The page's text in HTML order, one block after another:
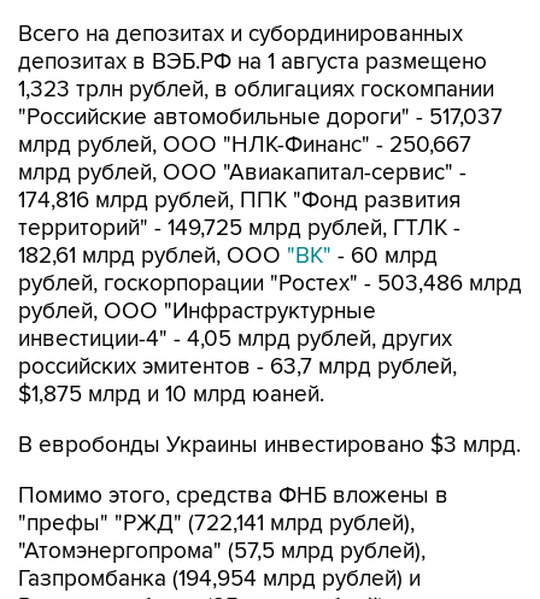
Всего на депозитах и субординированных
депозитах в ВЭБ.РФ на 1 августа размещено
1,323 трлн рублей, в облигациях госкомпании
"Российские автомобильные дороги" - 517,037
млрд рублей, ООО "НЛК-Финанс" - 250,667
млрд рублей, ООО "Авиакапитал-сервис" -
174,816 млрд рублей, ППК "Фонд развития
территорий" - 149,725 млрд рублей, ГТЛК -
182,61 млрд рублей, ООО "ВК" - 60 млрд
рублей, госкорпорации "Ростех" - 503,486 млрд
рублей, ООО "Инфраструктурные
инвестиции-4" - 4,05 млрд рублей, других
российских эмитентов - 63,7 млрд рублей,
$1,875 млрд и 10 млрд юаней.
В евробонды Украины инвестировано $3 млрд.
Помимо этого, средства ФНБ вложены в
"префы" "РЖД" (722,141 млрд рублей),
"Атомэнергопрома" (57,5 млрд рублей),
Газпромбанка (194,954 млрд рублей) и